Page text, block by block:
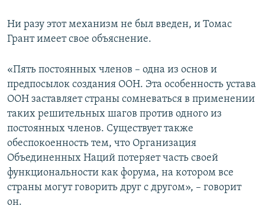
Ни разу этот механизм не был введен, и Томас
Грант имеет свое объяснение.
«Пять постоянных членов – одна из основ и
предпосылок создания ООН. Эта особенность устава
ООН заставляет страны сомневаться в применении
таких решительных шагов против одного из
постоянных членов. Существует также
обеспокоенность тем, что Организация
Объединенных Наций потеряет часть своей
функциональности как форума, на котором все
страны могут говорить друг с другом», – говорит
он.